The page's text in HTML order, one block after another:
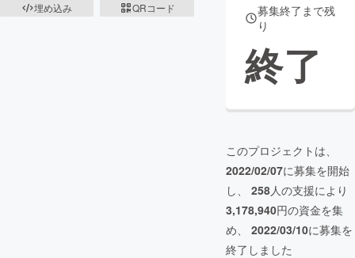
埋め込み
QRコード
募集終了まで残
り
終了
このプロジェクトは、
2022/02/07に募集を開始
し、 258人の支援により
3,178,940円の資金を集
め、 2022/03/10に募集を
終了しました